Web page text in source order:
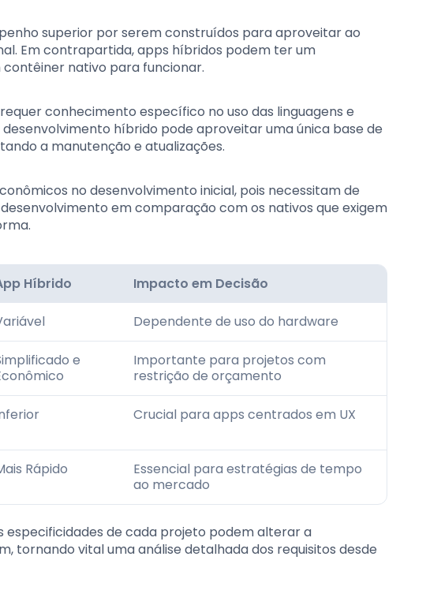
superior por serem construídos para aproveitar ao
Em contrapartida, apps híbridos podem ter um
nativo para funcionar.
conhecimento específico no uso das linguagens e
híbrido pode aproveitar uma única base de
a manutenção e atualizações.
no desenvolvimento inicial, pois necessitam de
em comparação com os nativos que exigem
Híbrido Impacto em Decisão
Dependente de uso do hardware
e
Importante para projetos com
restrição de orçamento
Crucial para apps centrados em UX
Rápido
Essencial para estratégias de tempo
ao mercado
especificidades de cada projeto podem alterar a
tornando vital uma análise detalhada dos requisitos desde